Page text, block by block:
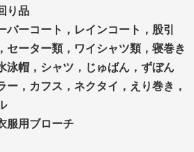
り品
ーコート，レインコート，股引
セーター類，ワイシャツ類，寝巻き
泳帽，シャツ，じゅばん，ずぼん
ー，カフス，ネクタイ，えり巻き，
服用ブローチ